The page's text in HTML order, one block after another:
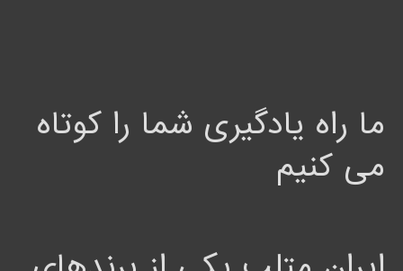
ما راه یادگیری شما را کوتاه
می کنیم